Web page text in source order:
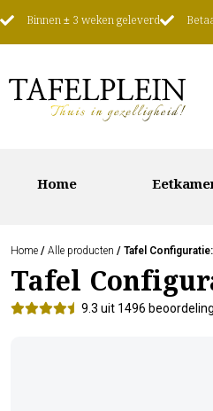
Binnen ± 3 weken geleverd
Home
Home / Alle producten / Tafel
Tafel
9.3 uit 1496